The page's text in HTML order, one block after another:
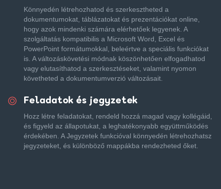
Könnyedén létrehozhatod és szerkesztheted a
dokumentumokat, táblázatokat és prezentációkat online,
hogy azok mindenki számára elérhetőek legyenek. A
szolgáltatás kompatibilis a Microsoft Word, Excel és
PowerPoint formátumokkal, beleértve a speciális funkciókat
is. A változáskövetési módnak köszönhetően elfogadhatod
vagy elutasíthatod a szerkesztéseket, valamint nyomon
követheted a dokumentumverzió változásait.
Feladatok és jegyzetek
Hozz létre feladatokat, rendeld hozzá magad vagy kollégáid,
és figyeld az állapotukat, a leghatékonyabb együttműködés
érdekében. A Jegyzetek funkcióval könnyedén létrehozhatsz
jegyzeteket, és különböző mappákba rendezheted őket.